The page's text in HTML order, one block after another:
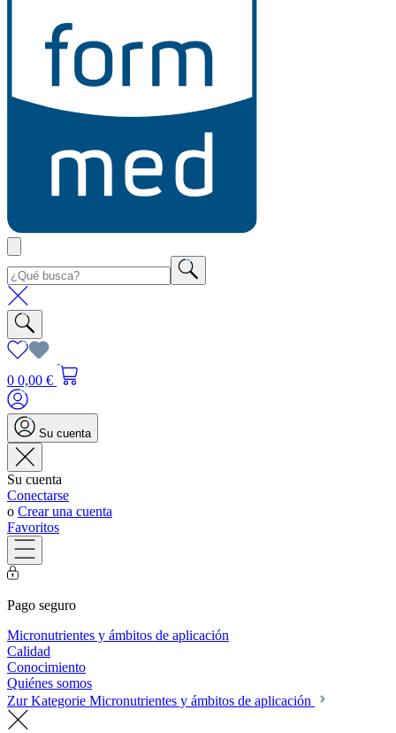
0 0,00 €
Su cuenta
Su cuenta
Conectarse
o Crear una cuenta
Favoritos
Pago seguro
Micronutrientes y ámbitos de aplicación
Calidad
Conocimiento
Quiénes somos
Zur Kategorie Micronutrientes y ámbitos de aplicación